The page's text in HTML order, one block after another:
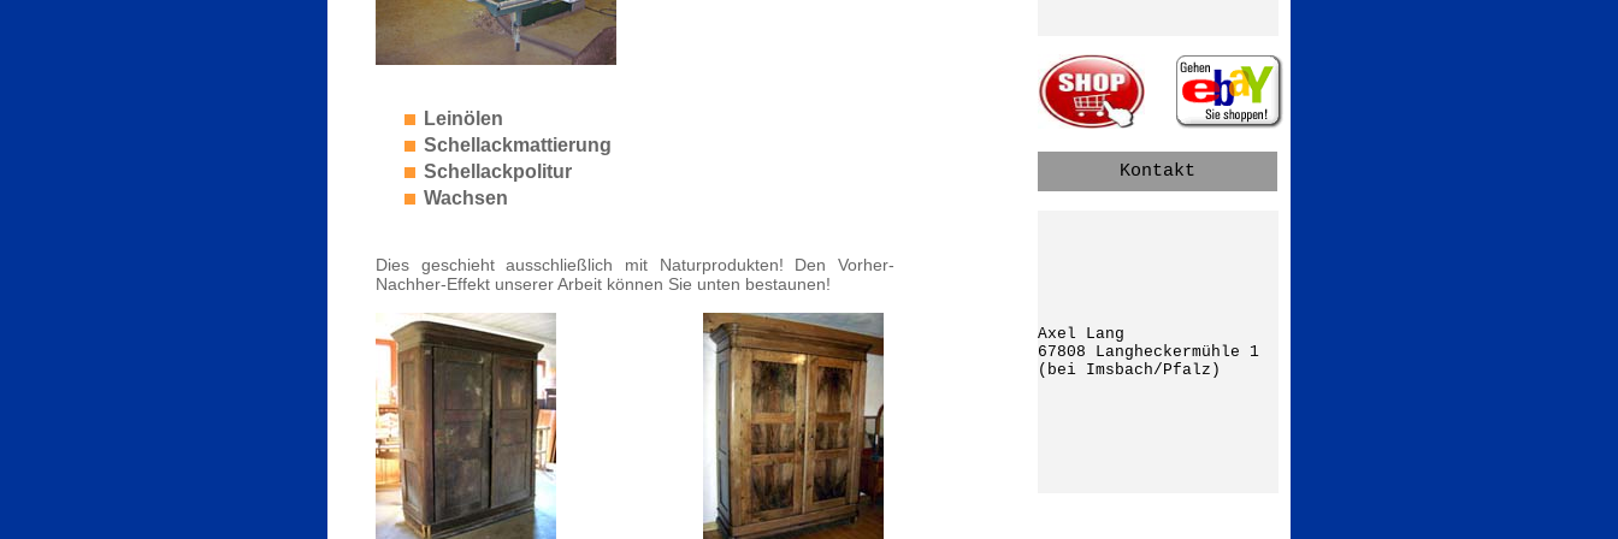
Leinölen
Schellackmattierung
Schellackpolitur
Wachsen
Dies geschieht ausschließlich mit Naturprodukten! Den Vorher-
Nachher-Effekt unserer Arbeit können Sie unten bestaunen!
Kontakt
Axel Lang
67808 Langheckermühle 1
(bei Imsbach/Pfalz)